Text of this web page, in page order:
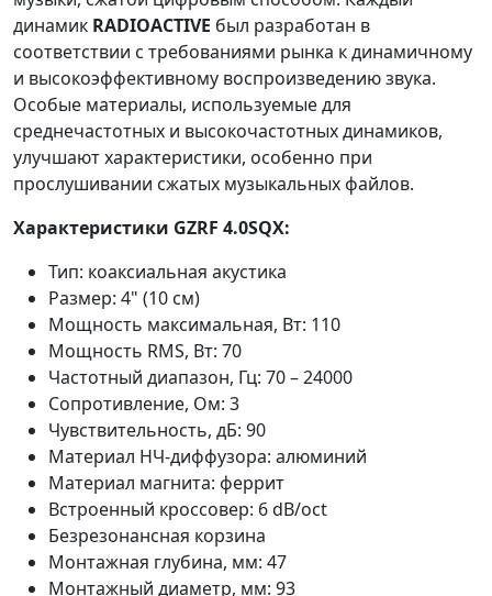
динамик RADIOACTIVE был разработан в
соответствии с требованиями рынка к динамичному
и высокоэффективному воспроизведению звука.
Особые материалы, используемые для
среднечастотных и высокочастотных динамиков,
улучшают характеристики, особенно при
прослушивании сжатых музыкальных файлов.
Характеристики GZRF 4.0SQX:
Тип: коаксиальная акустика
Размер: 4" (10 см)
Мощность максимальная, Вт: 110
Мощность RMS, Вт: 70
Частотный диапазон, Гц: 70 – 24000
Сопротивление, Ом: 3
Чувствительность, дБ: 90
Материал НЧ-диффузора: алюминий
Материал магнита: феррит
Встроенный кроссовер: 6 dB/oct
Безрезонансная корзина
Монтажная глубина, мм: 47
Монтажный диаметр, мм: 93